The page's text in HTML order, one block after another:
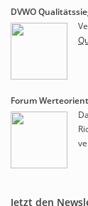
DVWO
Forum
Jetzt den